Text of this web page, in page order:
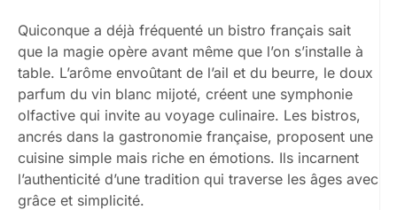
Quiconque a déjà fréquenté un bistro français sait
que la magie opère avant même que l’on s’installe à
table. L’arôme envoûtant de l’ail et du beurre, le doux
parfum du vin blanc mijoté, créent une symphonie
olfactive qui invite au voyage culinaire. Les bistros,
ancrés dans la gastronomie française, proposent une
cuisine simple mais riche en émotions. Ils incarnent
l’authenticité d’une tradition qui traverse les âges avec
grâce et simplicité.